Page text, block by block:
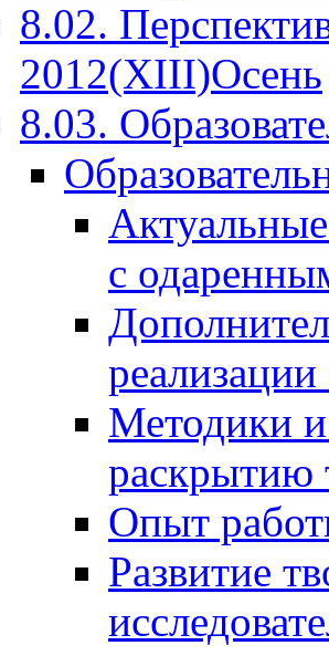
8.02.
2012(XIII)Осень
8.03.
с
Методики
раскрытию
Опыт
Развитие